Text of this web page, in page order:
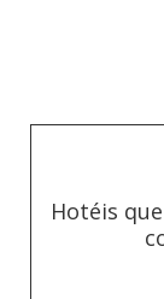
Hotéis